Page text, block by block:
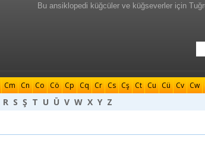
Bu ansiklopedi küğcüler ve küğseverler için
Cm Cn Co Cö Cp Cq Cr Cs Cş Ct Cu Cü Cv Cw
R S Ş T U Ü V W X Y Z